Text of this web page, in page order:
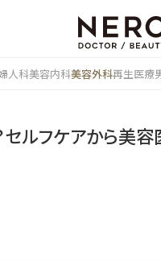
人科美容内科美容外科再生医療
セルフケアから美